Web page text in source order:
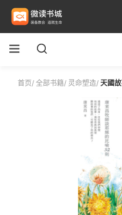
首页/ 全部书籍/ 灵命塑造/ 天國